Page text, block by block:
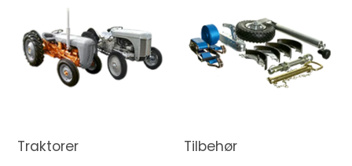
Traktorer Tilbehør